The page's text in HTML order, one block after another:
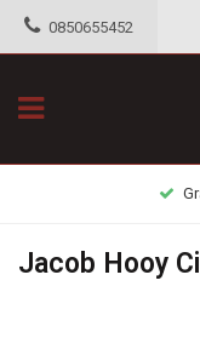
0850655452
Jacob Hooy